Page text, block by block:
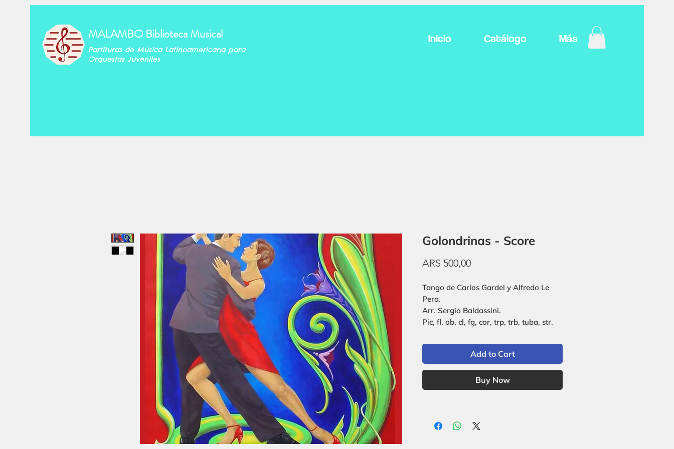
MALAMBO Biblioteca Musical
Partituras de Música Latinoamericana para
Orquestas Juveniles
Inicio Catálogo Más
Golondrinas - Score
ARS 500,00Price
Tango de Carlos Gardel y Alfredo Le
Pera.
Arr. Sergio Baldassini.
Pic, fl, ob, cl, fg, cor, trp, trb, tuba, str.
Add to Cart
Buy Now